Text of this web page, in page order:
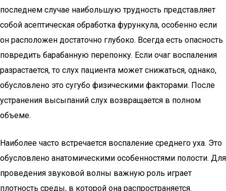
последнем случае наибольшую трудность представляет
собой асептическая обработка фурункула, особенно если
он расположен достаточно глубоко. Всегда есть опасность
повредить барабанную перепонку. Если очаг воспаления
разрастается, то слух пациента может снижаться, однако,
обусловлено это сугубо физическими факторами. После
устранения высыпаний слух возвращается в полном
объеме.
Наиболее часто встречается воспаление среднего уха. Это
обусловлено анатомическими особенностями полости. Для
проведения звуковой волны важную роль играет
плотность среды, в которой она распространяется.